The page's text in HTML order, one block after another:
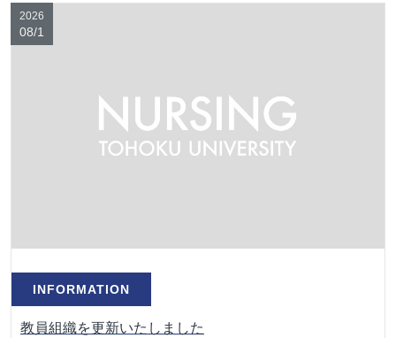
INFORMATION
教員組織を更新いたしました
2026
08/1